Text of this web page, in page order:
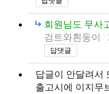
회원님도 무사
검트와흰둥이
답댓글
답글이 안달려서
출고시에 이지무